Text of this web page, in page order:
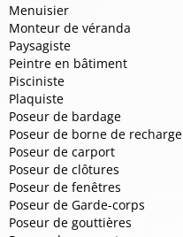
Menuisier
Monteur de véranda
Paysagiste
Peintre en bâtiment
Pisciniste
Plaquiste
Poseur de bardage
Poseur de borne de recharge
Poseur de carport
Poseur de clôtures
Poseur de fenêtres
Poseur de Garde-corps
Poseur de gouttières